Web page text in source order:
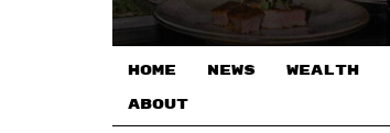
HOME NEWS WEALTH
ABOUT